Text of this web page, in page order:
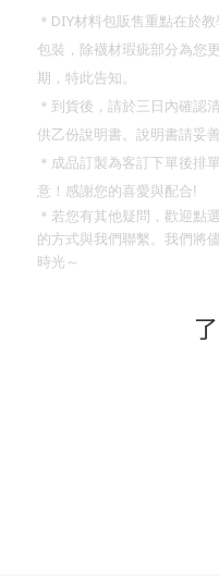
＊ DIY材料包販售重點在於
包裝，除襪材瑕疵部分為您
期，特此告知。
＊到貨後，請於三日內確認
供乙份說明書。說明書請妥
＊成品訂製為客訂下單後排
意！ 感謝您的喜愛與配合!
＊若您有其他疑問，歡迎點
的方式與我們聯繫。我們將
時光～